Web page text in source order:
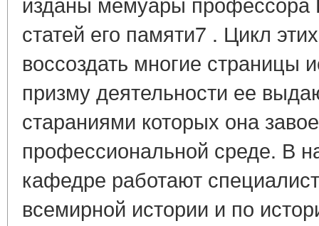
статей его памяти7 . Цикл
воссоздать многие страницы
призму деятельности ее
стараниями которых она
профессиональной среде. В
кафедре работают
всемирной истории и по